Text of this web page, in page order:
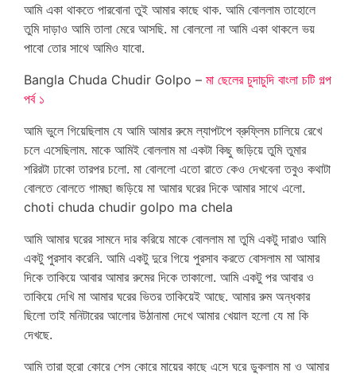
আমি একা থাকতে পারবোনা তুই আমার কাছে থাক. আমি বোললাম তাহোলে
তুমি দাড়াও আমি তালা মেরে আসছি. মা বোললো না আমি একা থাকলে ভয়
পাবো তোর সাথে আমিও যাবো.
Bangla Chuda Chudir Golpo – মা ছেলের চুদাচুদি বাংলা চটি গল্প
পর্ব ১
আমি ভুলে গিয়েছিলাম যে আমি আমার রুমে ল্যাপটপে ব্রুফ্লিম চালিয়ে রেখে
চলে এসেছিলাম. মাকে আমিই বোললাম মা একটা কিছু জড়িয়ে তুমি তুমার
শরিরটা ঢাকো তারপর চলো. মা বোললো এতো রাতে কেও দেখবেনা তবুও কথাটা
বোলতে বোলতে গামছা জড়িয়ে মা আমার ঘরের দিকে আমার সাথে এলো.
choti chuda chudir golpo ma chela
আমি আমার ঘরের সামনে দার করিয়ে মাকে বোললাম মা তুমি একটু দারাও আমি
একটু পুরসাব করেনি. আমি একটু দুরে গিয়ে পুরসাব করতে বোসলাম মা আমার
দিকে তাকিয়ে আবার আমার রুমের দিকে তাকালো. আমি একটু পর আবার ও
তাকিয়ে দেখি মা আমার ঘরের ভিতর তাকিয়েই আছে. আমার রুম অন্ধকার
ছিলো তাই মনিটারের আলোর উঠানামা দেখে আমার খেয়াল হলো যে মা কি
দেখছে.
আমি তারা হুরো কোরে শেস কোরে মায়ের কাছে এসে ঘরে ডুকলাম মা ও আমার